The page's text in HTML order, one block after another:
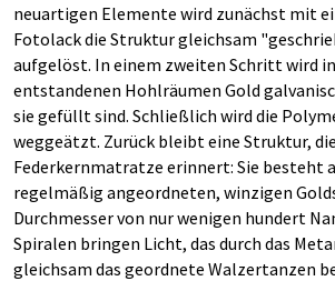
neuartigen Elemente wird zunächst mit
Fotolack die Struktur gleichsam
aufgelöst. In einem zweiten Schritt wird
entstandenen Hohlräumen Gold
sie gefüllt sind. Schließlich wird die
weggeätzt. Zurück bleibt eine Struktur,
Federkernmatratze erinnert: Sie besteht
regelmäßig angeordneten, winzigen
Durchmesser von nur wenigen hundert
Spiralen bringen Licht, das durch das
gleichsam das geordnete Walzertanzen